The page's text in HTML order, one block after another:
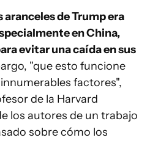
aranceles de Trump era
en China,
evitar una caída en sus
"que esto funcione
factores",
de la Harvard
los autores de un trabajo
sobre cómo los